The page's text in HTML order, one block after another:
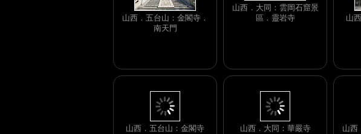
山西．五台山：金閣寺．
南天門
山西．大同：雲岡石窟景
區．靈岩寺
山